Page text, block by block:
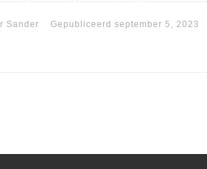
Sander Gepubliceerd september 5, 2023